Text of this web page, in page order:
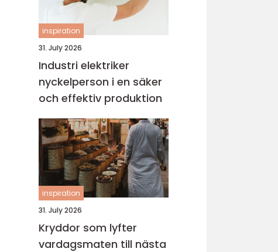
inspiration
31. July 2026
Industri elektriker
nyckelperson i en säker
och effektiv produktion
inspiration
31. July 2026
Kryddor som lyfter
vardagsmaten till nästa